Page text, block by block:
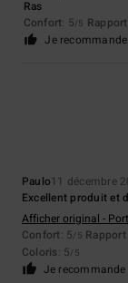
Ras
Confort: 5/5
Je
Paulo11 décembre
Excellent produit et
Afficher original -
Confort: 5/5
Coloris: 5/5
Je